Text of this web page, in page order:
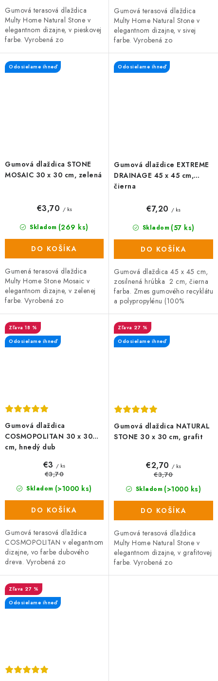
Gumová terasová dlaždica
Multy Home Natural Stone v
elegantnom dizajne, v pieskovej
farbe. Vyrobená zo
polypropylénu, čo zaručuje
vysokú odolnosť...
Gumová terasová dlaždica
Multy Home Natural Stone v
elegantnom dizajne, v sivej
farbe. Vyrobená zo
polypropylénu, čo zaručuje
vysokú odolnosť a...
Gumová dlaždica STONE
MOSAIC 30 x 30 cm, zelená
Odosielame ihneď
Skladom (269 ks)
€3,70 / ks
DO KOŠÍKA
Gumená terasová dlaždica
Multy Home Stone Mosaic v
elegantnom dizajne, v zelenej
farbe. Vyrobená zo
polypropylénu, čo zaručuje
vysokú odolnosť a...
Gumová dlaždice EXTREME
DRAINAGE 45 x 45 cm,
čierna
Odosielame ihneď
Skladom (57 ks)
€7,20 / ks
DO KOŠÍKA
Gumová dlaždica 45 x 45 cm,
zosilnená hrúbka 2 cm, čierna
farba. Zmes gumového recyklátu
a polypropylénu (100%
životnosťou a vysokou...
Gumová dlaždica
COSMOPOLITAN 30 x 30
cm, hnedý dub
18 %
Odosielame ihneď
Skladom (>1000 ks)
€3 / ks
€3,70
DO KOŠÍKA
Gumová terasová dlaždica
COSMOPOLITAN v elegantnom
dizajne, vo farbe dubového
dreva. Vyrobená zo
polypropylénu, čo zaručuje
vysokú odolnosť a...
Gumová dlaždica NATURAL
STONE 30 x 30 cm, grafit
27 %
Odosielame ihneď
Skladom (>1000 ks)
€2,70 / ks
€3,70
DO KOŠÍKA
Gumová terasová dlaždica
Multy Home Natural Stone v
elegantnom dizajne, v grafitovej
farbe. Vyrobená zo
27 %
Odosielame ihneď